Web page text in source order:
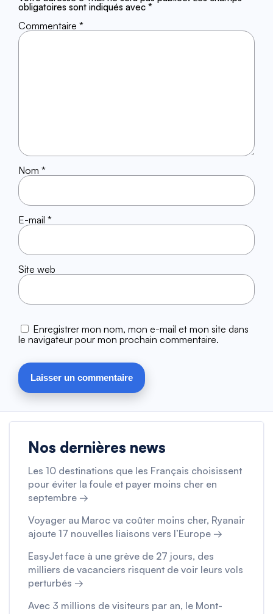
obligatoires sont indiqués avec *
Commentaire *
Nom *
E-mail *
Site web
Enregistrer mon nom, mon e-mail et mon site dans
le navigateur pour mon prochain commentaire.
Nos dernières news
Les 10 destinations que les Français choisissent
pour éviter la foule et payer moins cher en
septembre →
Voyager au Maroc va coûter moins cher, Ryanair
ajoute 17 nouvelles liaisons vers l’Europe →
EasyJet face à une grève de 27 jours, des
milliers de vacanciers risquent de voir leurs vols
perturbés →
Avec 3 millions de visiteurs par an, le Mont-